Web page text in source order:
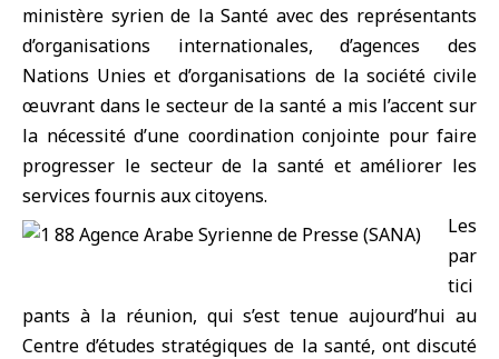
ministère syrien de la Santé avec des représentants
d’organisations internationales, d’agences des
Nations Unies et d’organisations de la société civile
œuvrant dans le secteur de la santé a mis l’accent sur
la nécessité d’une coordination conjointe pour faire
progresser le secteur de la santé et améliorer les
services fournis aux citoyens.
Les
par
tici
pants à la réunion, qui s’est tenue aujourd’hui au
Centre d’études stratégiques de la santé, ont discuté